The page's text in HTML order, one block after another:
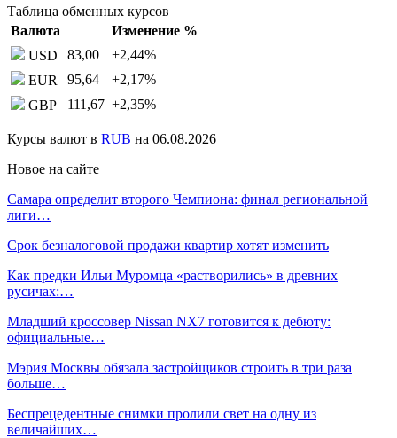
Таблица обменных курсов
Валюта
Изменение %
USD
83,00 +2,44%
EUR
95,64 +2,17%
GBP
111,67 +2,35%
Курсы валют в RUB на 06.08.2026
Новое на сайте
Самара определит второго Чемпиона: финал региональной
лиги…
Срок безналоговой продажи квартир хотят изменить
Как предки Ильи Муромца «растворились» в древних
русичах:…
Младший кроссовер Nissan NX7 готовится к дебюту:
официальные…
Мэрия Москвы обязала застройщиков строить в три раза
больше…
Беспрецедентные снимки пролили свет на одну из
величайших…